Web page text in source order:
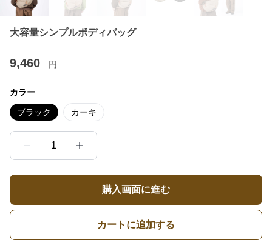
大容量シンプルボディバッグ
9,460 円
カラー
ブラック カーキ
1
購入画面に進む
カートに追加する